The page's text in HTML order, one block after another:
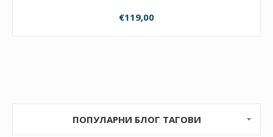
€119,00
ПОПУЛАРНИ БЛОГ ТАГОВИ